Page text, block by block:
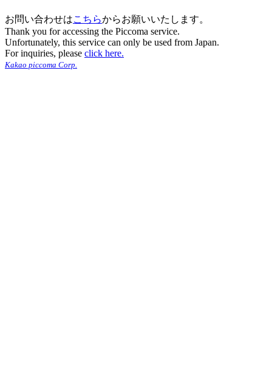
お問い合わせはこちらからお願いいたします。
Thank you for accessing the Piccoma service.
Unfortunately, this service can only be used from Japan.
For inquiries, please click here.
Kakao piccoma Corp.